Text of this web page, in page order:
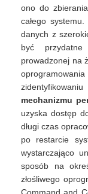
ono do
całego
danych z
być
prowadzonej na
mechanizmu
uzyska dostęp
długi czas
po restarcie
wystarczająco
sposób na
złośliwego